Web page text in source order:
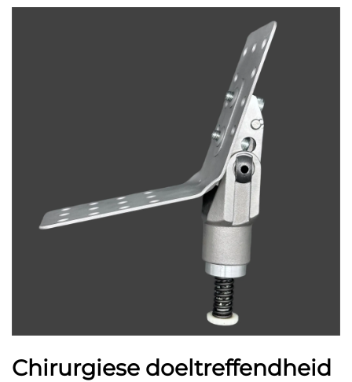
Chirurgiese doeltreffendheid